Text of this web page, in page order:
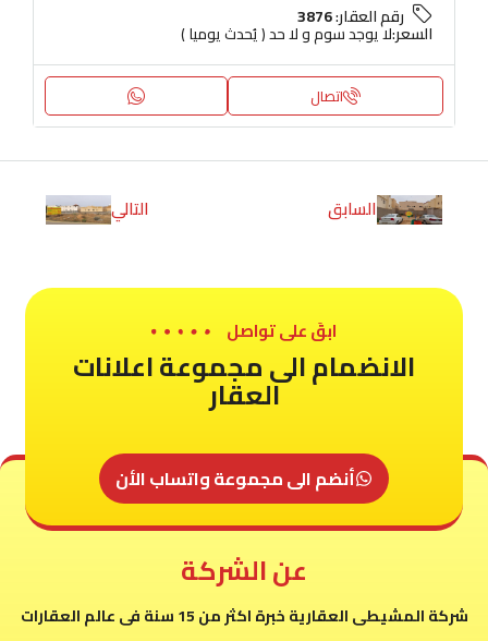
رقم العقار:3876
السعر:لا يوجد سوم و لا حد ( يُحدث يوميا )
اتصال
السابق التالي
ابقَ على تواصل
الانضمام الى مجموعة اعلانات
العقار
أنضم الى مجموعة واتساب الأن
عن الشركة
شركة المشيطى العقارية خبرة اكثر من 15 سنة فى عالم العقارات